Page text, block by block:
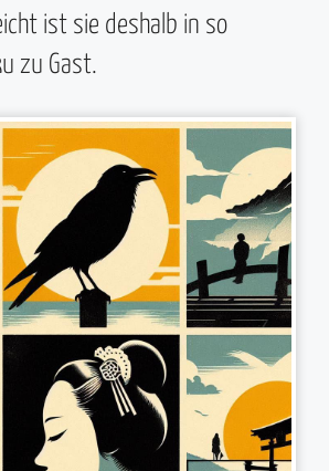
ist sie deshalb in so
zu Gast.